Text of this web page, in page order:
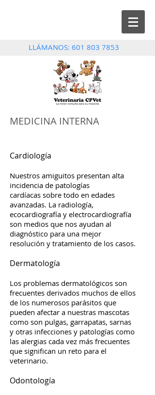
LLÁMANOS: 601 803 7853
MEDICINA INTERNA
Cardiología
Nuestros amiguitos presentan alta
incidencia de patologías
cardíacas sobre todo en edades
avanzadas. La radiología,
ecocardiografía y electrocardiografía
son medios que nos ayudan al
diagnóstico para una mejor
resolución y tratamiento de los casos.
Dermatología
Los problemas dermatológicos son
frecuentes derivados muchos de ellos
de los numerosos parásitos que
pueden afectar a nuestras mascotas
como son pulgas, garrapatas, sarnas
y otras infecciones y patologías como
las alergias cada vez más frecuentes
que significan un reto para el
veterinario.
Odontología